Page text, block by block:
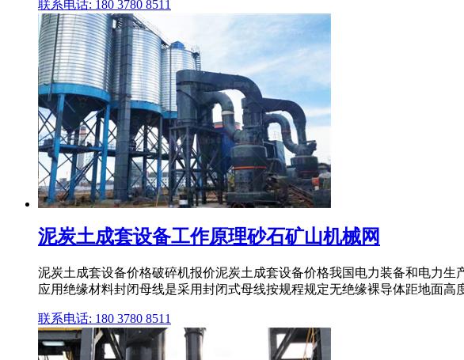
联系电话: 180 3780 8511
泥炭土成套设备工作原理砂石矿山机械网
泥炭土成套设备价格破碎机报价泥炭土成套设备价格我国电力装备和电力
应用绝缘材料封闭母线是采用封闭式母线按规程规定无绝缘裸导体距地面高
联系电话: 180 3780 8511